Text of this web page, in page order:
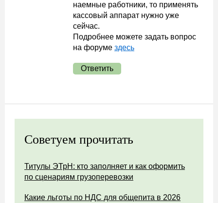
наемные работники, то применять
кассовый аппарат нужно уже
сейчас.
Подробнее можете задать вопрос
на форуме здесь
Ответить
Советуем прочитать
Титулы ЭТрН: кто заполняет и как оформить
по сценариям грузоперевозки
Какие льготы по НДС для общепита в 2026